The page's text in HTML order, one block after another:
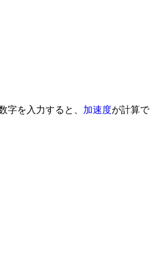
字を入力すると、 加速度が計算